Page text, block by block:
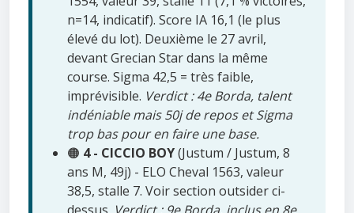
n=14, indicatif). Score IA 16,1 (le plus
élevé du lot). Deuxième le 27 avril,
devant Grecian Star dans la même
course. Sigma 42,5 = très faible,
imprévisible. Verdict : 4e Borda, talent
indéniable mais 50j de repos et Sigma
trop bas pour en faire une base.
🟠 4 - CICCIO BOY(Justum / Justum, 8
ans M, 49j) - ELO Cheval 1563, valeur
38,5, stalle 7. Voir section outsider ci-